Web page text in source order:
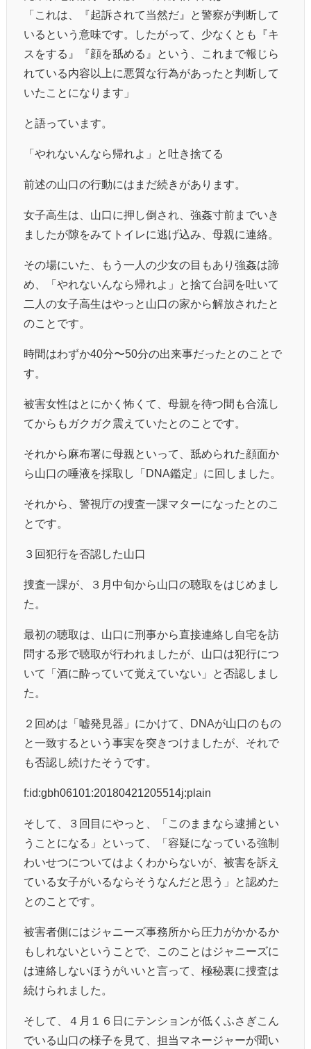
「これは、『起訴されて当然だ』と警察が判断して
いるという意味です。したがって、少なくとも『キ
スをする』『顔を舐める』という、これまで報じら
れている内容以上に悪質な行為があったと判断して
いたことになります」
と語っています。
「やれないんなら帰れよ」と吐き捨てる
前述の山口の行動にはまだ続きがあります。
女子高生は、山口に押し倒され、強姦寸前までいき
ましたが隙をみてトイレに逃げ込み、母親に連絡。
その場にいた、もう一人の少女の目もあり強姦は諦
め、「やれないんなら帰れよ」と捨て台詞を吐いて
二人の女子高生はやっと山口の家から解放されたと
のことです。
時間はわずか40分〜50分の出来事だったとのことで
す。
被害女性はとにかく怖くて、母親を待つ間も合流し
てからもガクガク震えていたとのことです。
それから麻布署に母親といって、舐められた顔面か
ら山口の唾液を採取し「DNA鑑定」に回しました。
それから、警視庁の捜査一課マターになったとのこ
とです。
３回犯行を否認した山口
捜査一課が、３月中旬から山口の聴取をはじめまし
た。
最初の聴取は、山口に刑事から直接連絡し自宅を訪
問する形で聴取が行われましたが、山口は犯行につ
いて「酒に酔っていて覚えていない」と否認しまし
た。
２回めは「嘘発見器」にかけて、DNAが山口のもの
と一致するという事実を突きつけましたが、それで
も否認し続けたそうです。
f:id:gbh06101:20180421205514j:plain
そして、３回目にやっと、「このままなら逮捕とい
うことになる」といって、「容疑になっている強制
わいせつについてはよくわからないが、被害を訴え
ている女子がいるならそうなんだと思う」と認めた
とのことです。
被害者側にはジャニーズ事務所から圧力がかかるか
もしれないということで、このことはジャニーズに
は連絡しないほうがいいと言って、極秘裏に捜査は
続けられました。
そして、４月１６日にテンションが低くふさぎこん
でいる山口の様子を見て、担当マネージャーが聞い